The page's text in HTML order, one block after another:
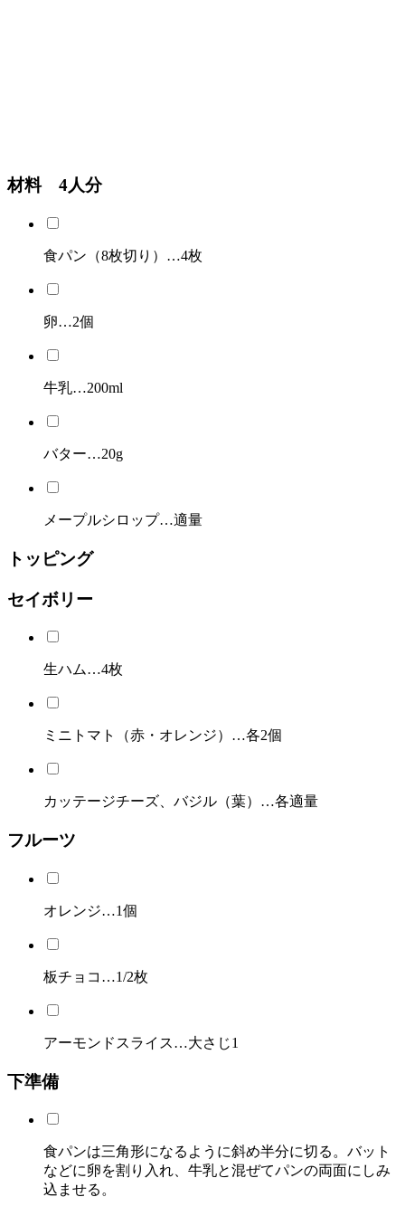
材料 4人分
食パン（8枚切り）…4枚
卵…2個
牛乳…200ml
バター…20g
メープルシロップ…適量
トッピング
セイボリー
生ハム…4枚
ミニトマト（赤・オレンジ）…各2個
カッテージチーズ、バジル（葉）…各適量
フルーツ
オレンジ…1個
板チョコ…1/2枚
アーモンドスライス…大さじ1
下準備
食パンは三角形になるように斜め半分に切る。バット
などに卵を割り入れ、牛乳と混ぜてパンの両面にしみ
込ませる。